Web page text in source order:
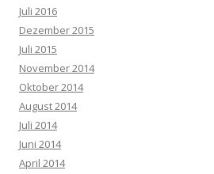
Juli 2016
Dezember 2015
Juli 2015
November 2014
Oktober 2014
August 2014
Juli 2014
Juni 2014
April 2014